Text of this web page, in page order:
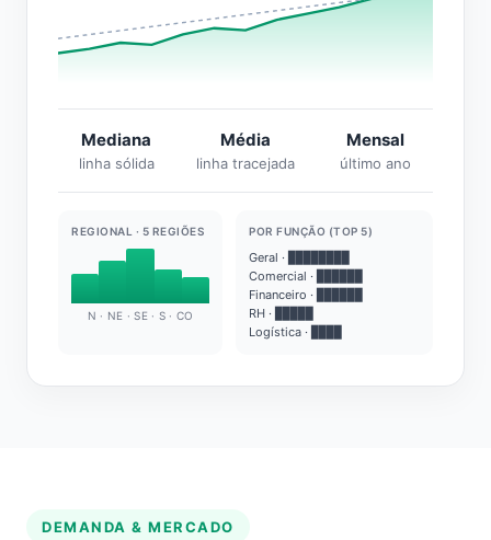
Mediana
linha sólida
Média
linha tracejada
Mensal
último ano
REGIONAL · 5 REGIÕES
N · NE · SE · S · CO
POR FUNÇÃO (TOP 5)
Geral · ████████
Comercial · ██████
Financeiro · ██████
RH · █████
Logística · ████
DEMANDA & MERCADO